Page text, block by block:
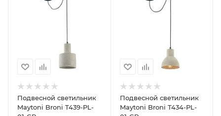
Подвесной светильник
Maytoni Broni T439-PL-
Подвесной светильник
Maytoni Broni T434-PL-